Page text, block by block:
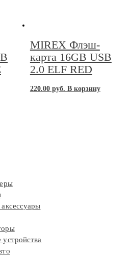
MIREX Флэш-
карта 16GB USB
2.0 ELF RED
220.00руб. В корзину